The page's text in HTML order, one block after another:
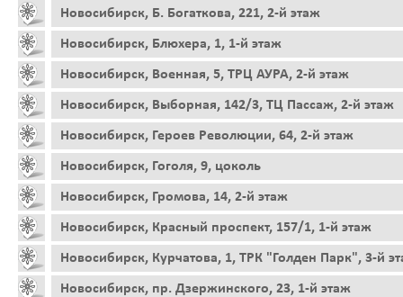
Новосибирск, Б. Богаткова, 221, 2-й этаж
Новосибирск, Блюхера, 1, 1-й этаж
Новосибирск, Военная, 5, ТРЦ АУРА, 2-й этаж
Новосибирск, Выборная, 142/3, ТЦ Пассаж, 2-й этаж
Новосибирск, Героев Революции, 64, 2-й этаж
Новосибирск, Гоголя, 9, цоколь
Новосибирск, Громова, 14, 2-й этаж
Новосибирск, Красный проспект, 157/1, 1-й этаж
Новосибирск, Курчатова, 1, ТРК "Голден Парк", 3-й
Новосибирск, пр. Дзержинского, 23, 1-й этаж